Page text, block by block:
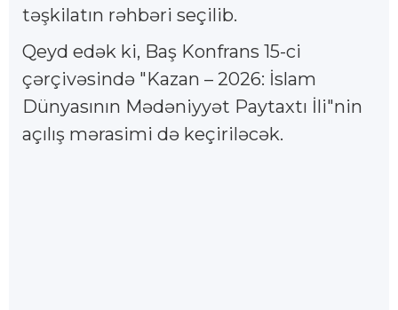
təşkilatın rəhbəri seçilib.
Qeyd edək ki, Baş Konfrans 15-ci
çərçivəsində "Kazan – 2026: İslam
Dünyasının Mədəniyyət Paytaxtı İli"nin
açılış mərasimi də keçiriləcək.